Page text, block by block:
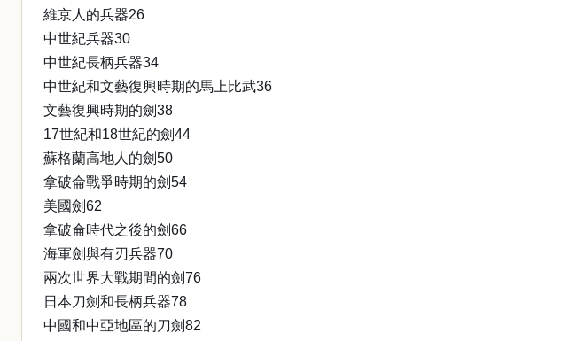
維京人的兵器26
中世紀兵器30
中世紀長柄兵器34
中世紀和文藝復興時期的馬上比武36
文藝復興時期的劍38
17世紀和18世紀的劍44
蘇格蘭高地人的劍50
拿破侖戰爭時期的劍54
美國劍62
拿破侖時代之後的劍66
海軍劍與有刃兵器70
兩次世界大戰期間的劍76
日本刀劍和長柄兵器78
中國和中亞地區的刀劍82